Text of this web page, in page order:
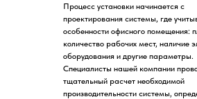
Процесс установки начинается с
проектирования системы, где
особенности офисного помещения:
количество рабочих мест, наличие
оборудования и другие параметры.
Специалисты нашей компании
тщательный расчет необходимой
производительности системы,